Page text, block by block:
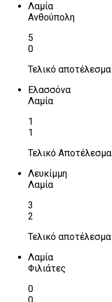
Λαμία
Ανθούπολη
5
0
Τελικό αποτέλεσμα
Ελασσόνα
Λαμία
1
1
Τελικό Αποτέλεσμα
Λευκίμμη
Λαμία
3
2
Τελικό αποτέλεσμα
Λαμία
Φιλιάτες
0